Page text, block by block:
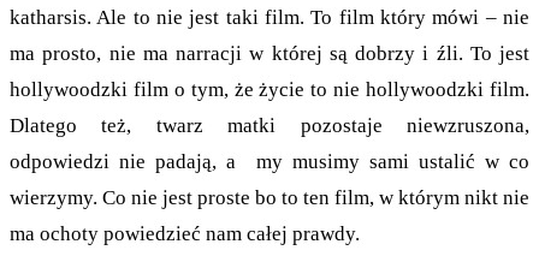
katharsis. Ale to nie jest taki film. To film który mówi – nie
ma prosto, nie ma narracji w której są dobrzy i źli. To jest
hollywoodzki film o tym, że życie to nie hollywoodzki film.
Dlatego też, twarz matki pozostaje niewzruszona,
odpowiedzi nie padają, a my musimy sami ustalić w co
wierzymy. Co nie jest proste bo to ten film, w którym nikt nie
ma ochoty powiedzieć nam całej prawdy.